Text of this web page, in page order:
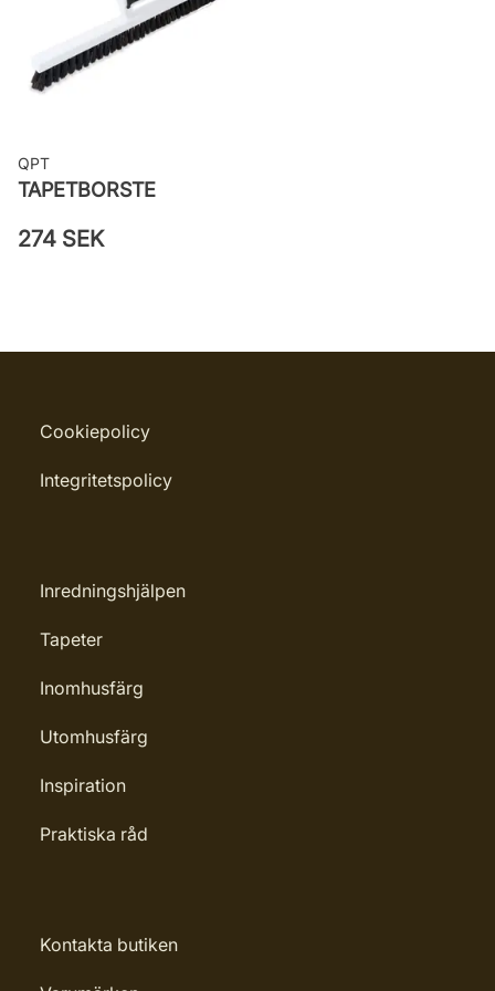
väggen
Leverantörens artikelnummer:
22013
QPT
TAPETBORSTE
274 SEK
Cookiepolicy
Integritetspolicy
Inredningshjälpen
Tapeter
Inomhusfärg
Utomhusfärg
Inspiration
Praktiska råd
Kontakta butiken